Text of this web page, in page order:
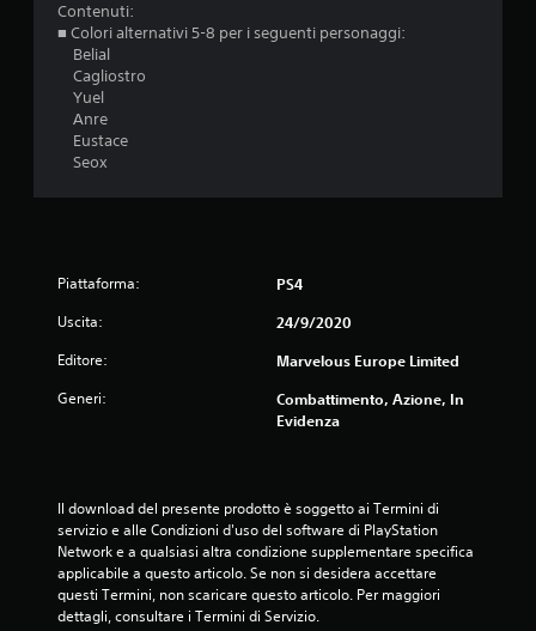
Contenuti:
■ Colori alternativi 5-8 per i seguenti personaggi:
Belial
Cagliostro
Yuel
Anre
Eustace
Seox
Piattaforma: PS4
Uscita: 24/9/2020
Editore: Marvelous Europe Limited
Generi:
Combattimento, Azione, In
Evidenza
Il download del presente prodotto è soggetto ai Termini di
servizio e alle Condizioni d'uso del software di PlayStation
Network e a qualsiasi altra condizione supplementare specifica
applicabile a questo articolo. Se non si desidera accettare
questi Termini, non scaricare questo articolo. Per maggiori
dettagli, consultare i Termini di Servizio.